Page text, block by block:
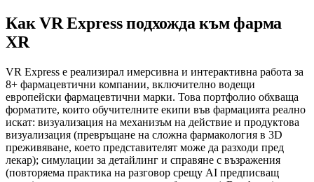
Как VR Express подхожда към фарма
XR
VR Express е реализирал имерсивна и интерактивна работа за
8+ фармацевтични компании, включително водещи
европейски фармацевтични марки. Това портфолио обхваща
форматите, които обучителните екипи във фармацията реално
искат: визуализация на механизъм на действие и продуктова
визуализация (превръщане на сложна фармакология в 3D
преживяване, което представителят може да разходи пред
лекар); симулации за детайлинг и справяне с възражения
(повторяема практика на разговор срещу AI предписващ